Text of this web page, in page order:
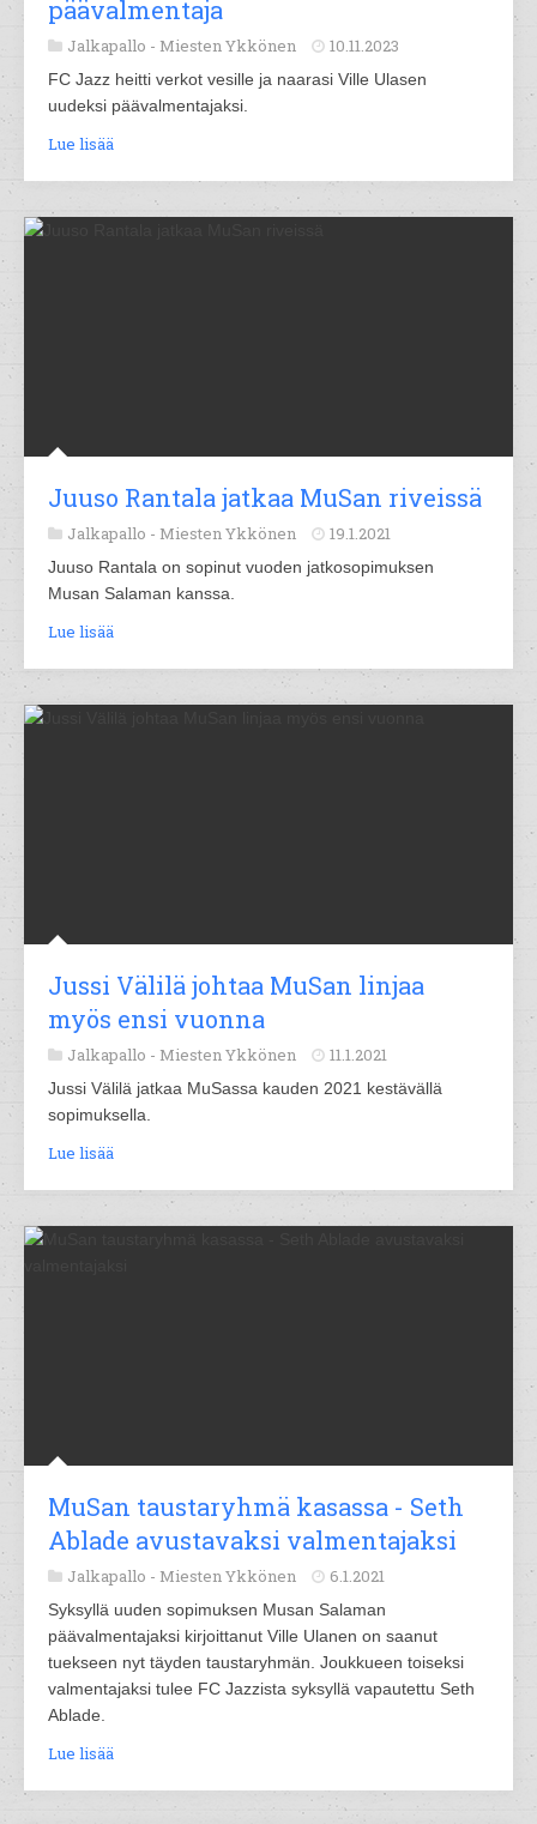
päävalmentaja
Jalkapallo - Miesten Ykkönen 10.11.2023
FC Jazz heitti verkot vesille ja naarasi Ville Ulasen
uudeksi päävalmentajaksi.
Lue lisää
Juuso Rantala jatkaa MuSan riveissä
Jalkapallo - Miesten Ykkönen 19.1.2021
Juuso Rantala on sopinut vuoden jatkosopimuksen
Musan Salaman kanssa.
Lue lisää
Jussi Välilä johtaa MuSan linjaa
myös ensi vuonna
Jalkapallo - Miesten Ykkönen 11.1.2021
Jussi Välilä jatkaa MuSassa kauden 2021 kestävällä
sopimuksella.
Lue lisää
MuSan taustaryhmä kasassa - Seth
Ablade avustavaksi valmentajaksi
Jalkapallo - Miesten Ykkönen 6.1.2021
Syksyllä uuden sopimuksen Musan Salaman
päävalmentajaksi kirjoittanut Ville Ulanen on saanut
tuekseen nyt täyden taustaryhmän. Joukkueen toiseksi
valmentajaksi tulee FC Jazzista syksyllä vapautettu Seth
Ablade.
Lue lisää